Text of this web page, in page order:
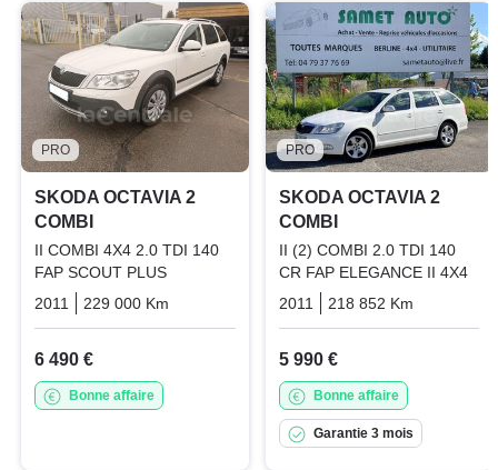
PRO
SKODA OCTAVIA 2
COMBI
II COMBI 4X4 2.0 TDI 140
FAP SCOUT PLUS
2011
229 000 Km Diesel
6 490 €
Bonne affaire
PRO
SKODA OCTAVIA 2
COMBI
II (2) COMBI 2.0 TDI 140
CR FAP ELEGANCE II 4X4
2011
218 852 Km
5 990 €
Bonne affaire
Garantie 3 mois